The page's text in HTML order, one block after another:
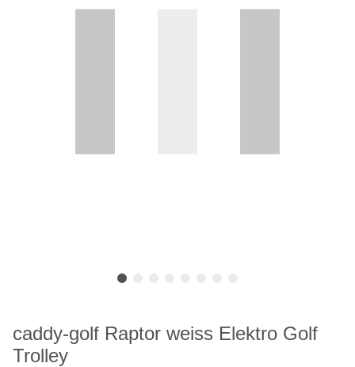
caddy-golf Raptor weiss Elektro Golf
Trolley